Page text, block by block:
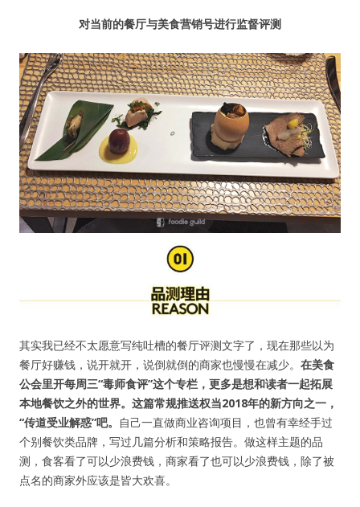
对当前的餐厅与美食营销号进行监督评测
其实我已经不太愿意写纯吐槽的餐厅评测文字了，现在那些以为
餐厅好赚钱，说开就开，说倒就倒的商家也慢慢在减少。 在美食
公会里开每周三“毒师食评”这个专栏，更多是想和读者一起拓展
本地餐饮之外的世界。这篇常规推送权当2018年的新方向之一，
“传道受业解惑”吧。 自己一直做商业咨询项目，也曾有幸经手过
个别餐饮类品牌，写过几篇分析和策略报告。做这样主题的品
测，食客看了可以少浪费钱，商家看了也可以少浪费钱，除了被
点名的商家外应该是皆大欢喜。